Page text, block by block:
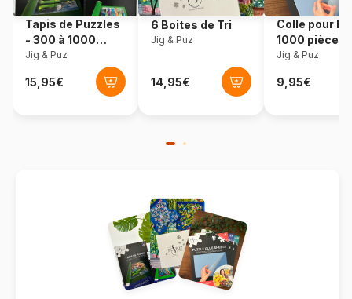
Dimensions 69 x 48 cm
Tapis de Puzzles
- 300 à 1000
pièces
Jig & Puz
6 Boites de Tri
Jig & Puz
Colle pour
1000 pièces
Jig & Puz